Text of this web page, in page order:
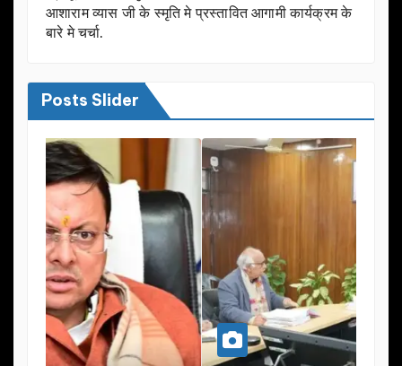
आशाराम व्यास जी के स्मृति मे प्रस्तावित आगामी कार्यक्रम के
बारे मे चर्चा.
Posts Slider